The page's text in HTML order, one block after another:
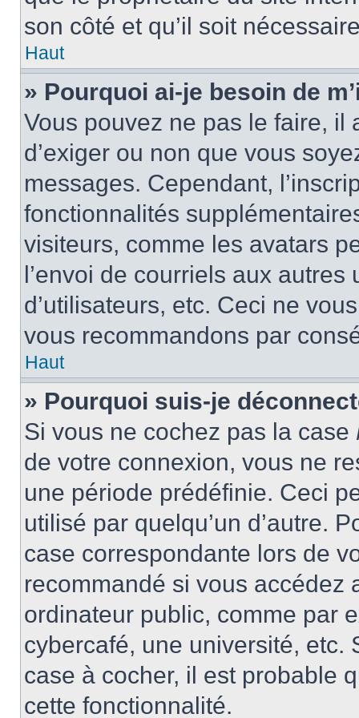
son côté et qu’il soit
Haut
» Pourquoi ai-je besoin de
Vous pouvez ne pas le faire, il
d’exiger ou non que vous
messages. Cependant,
fonctionnalités
visiteurs, comme les avatars
l’envoi de courriels aux
d’utilisateurs, etc. Ceci ne
vous recommandons par
Haut
» Pourquoi suis-je
Si vous ne cochez pas la case
de votre connexion, vous ne
une période prédéfinie. Ceci
utilisé par quelqu’un d’autre.
case correspondante lors de
recommandé si vous accédez
ordinateur public, comme par
cybercafé, une université, etc.
case à cocher, il est probable
cette fonctionnalité.